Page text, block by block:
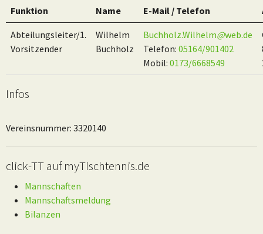
Funktion Name E-Mail / Telefon
Abteilungsleiter/1.
Vorsitzender
Wilhelm
Buchholz
Buchholz.Wilhelm@web.de
Telefon: 05164/901402
Mobil: 0173/6668549
Infos
Vereinsnummer: 3320140
click-TT auf myTischtennis.de
Mannschaften
Mannschaftsmeldung
Bilanzen